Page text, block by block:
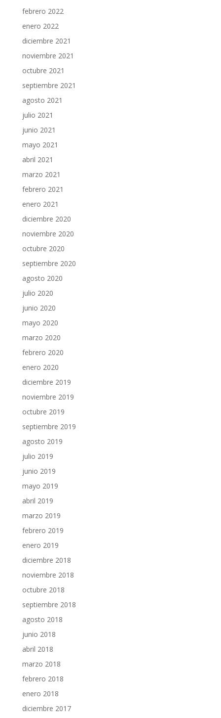
febrero 2022
enero 2022
diciembre 2021
noviembre 2021
octubre 2021
septiembre 2021
agosto 2021
julio 2021
junio 2021
mayo 2021
abril 2021
marzo 2021
febrero 2021
enero 2021
diciembre 2020
noviembre 2020
octubre 2020
septiembre 2020
agosto 2020
julio 2020
junio 2020
mayo 2020
marzo 2020
febrero 2020
enero 2020
diciembre 2019
noviembre 2019
octubre 2019
septiembre 2019
agosto 2019
julio 2019
junio 2019
mayo 2019
abril 2019
marzo 2019
febrero 2019
enero 2019
diciembre 2018
noviembre 2018
octubre 2018
septiembre 2018
agosto 2018
junio 2018
abril 2018
marzo 2018
febrero 2018
enero 2018
diciembre 2017